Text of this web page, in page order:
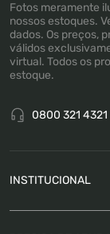
Fotos meramente
nossos estoques.
dados. Os preços,
válidos
virtual. Todos os
estoque.
0800 321 4321
INSTITUCIONAL